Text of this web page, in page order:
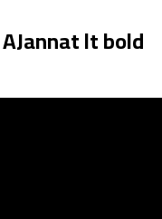
AJannat lt bold